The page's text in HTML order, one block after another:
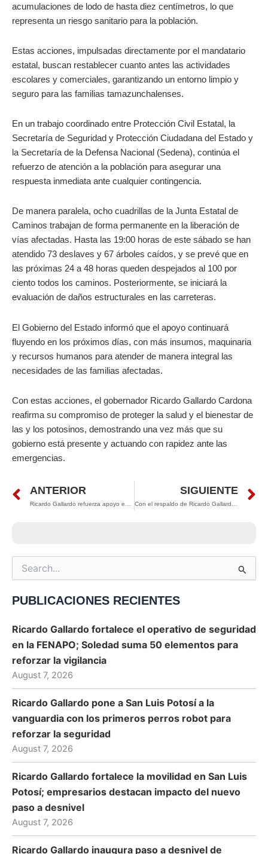
acumulaciones de lodo de hasta diez centímetros, lo que
representa un riesgo sanitario para la población.
Estas acciones, impulsadas directamente por el mandatario
estatal, buscan restablecer cuanto antes las actividades
escolares y comerciales, garantizando un entorno limpio y
seguro para las familias tamazunchalenses.
En un trabajo coordinado entre Protección Civil Estatal, la
Secretaría de Seguridad y Protección Ciudadana del Estado y
la Secretaría de la Defensa Nacional (Sedena), continúa el
refuerzo de atención a la población para asegurar una
respuesta inmediata ante cualquier contingencia.
De manera paralela, ocho cuadrillas de la Junta Estatal de
Caminos trabajan de forma permanente en la liberación de
vías afectadas. Hasta las 19:00 horas de este sábado se han
atendido 73 deslaves y 67 árboles caídos, y se prevé que en
las próximas 24 a 48 horas queden despejados al 100 por
ciento todos los caminos. Posteriormente, se iniciará la
evaluación de daños estructurales en las carreteras.
El Gobierno del Estado informó que el apoyo continuará
fluyendo en los próximos días, con más insumos, maquinaria
y recursos humanos para atender de manera integral las
necesidades de las familias afectadas.
Con estas acciones, el gobernador Ricardo Gallardo Cardona
reafirma su compromiso de proteger la salud y el bienestar de
las y los potosinos, demostrando una vez más que su
gobierno está presente y actuando con rapidez ante las
emergencias.
Prev
ANTERIOR SIGUIENTE
Search
for:
PUBLICACIONES RECIENTES
Ricardo Gallardo fortalece el operativo de seguridad
en la FENAPO; Soledad suma 50 elementos para
reforzar la vigilancia
August 7, 2026
Ricardo Gallardo pone a San Luis Potosí a la
vanguardia con los primeros perros robot para
reforzar la seguridad
August 7, 2026
Ricardo Gallardo fortalece la movilidad en San Luis
Potosí; empresarios destacan impacto del nuevo
paso a desnivel
August 7, 2026
Ricardo Gallardo inaugura paso a desnivel de